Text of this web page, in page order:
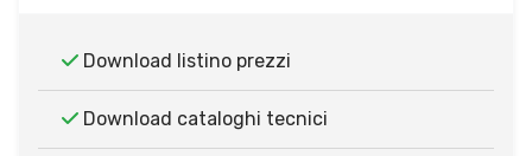
Download listino prezzi
Download cataloghi tecnici